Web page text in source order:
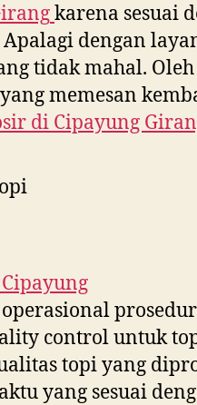
karena sesuai
dengan
tidak mahal. Oleh
memesan
di Cipayung
Cipayung
control untuk
topi yang
yang sesuai